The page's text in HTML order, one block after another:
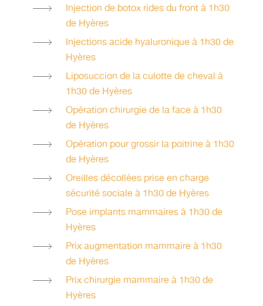
Injection de botox rides du front à 1h30
de Hyères
Injections acide hyaluronique à 1h30 de
Hyères
Liposuccion de la culotte de cheval à
1h30 de Hyères
Opération chirurgie de la face à 1h30
de Hyères
Opération pour grossir la poitrine à 1h30
de Hyères
Oreilles décollées prise en charge
sécurité sociale à 1h30 de Hyères
Pose implants mammaires à 1h30 de
Hyères
Prix augmentation mammaire à 1h30
de Hyères
Prix chirurgie mammaire à 1h30 de
Hyères